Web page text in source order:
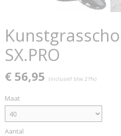
SX.PRO
€ 56,95 (inclusief btw 21%)
Maat
Aantal